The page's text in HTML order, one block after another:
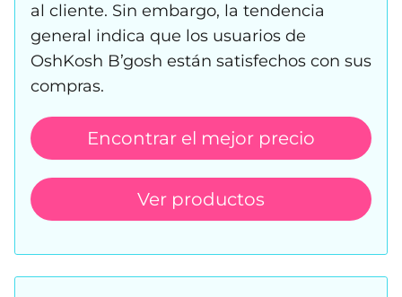
al cliente. Sin embargo, la tendencia
general indica que los usuarios de
OshKosh B’gosh están satisfechos con sus
compras.
Encontrar el mejor precio
Ver productos